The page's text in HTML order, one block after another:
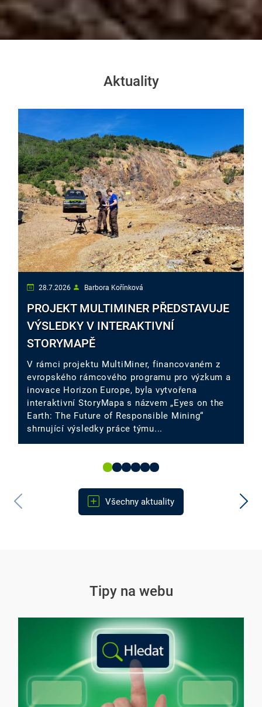
Aktuality
28.7.2026 Barbora Kořínková
PROJEKT MULTIMINER PŘEDSTAVUJE
VÝSLEDKY V INTERAKTIVNÍ
STORYMAPĚ
V rámci projektu MultiMiner, financovaném z
evropského rámcového programu pro výzkum a
inovace Horizon Europe, byla vytvořena
interaktivní StoryMapa s názvem „Eyes on the
Earth: The Future of Responsible Mining“
shrnující výsledky práce týmu...
1 2 3 4 5 6
Všechny aktuality
Tipy na webu